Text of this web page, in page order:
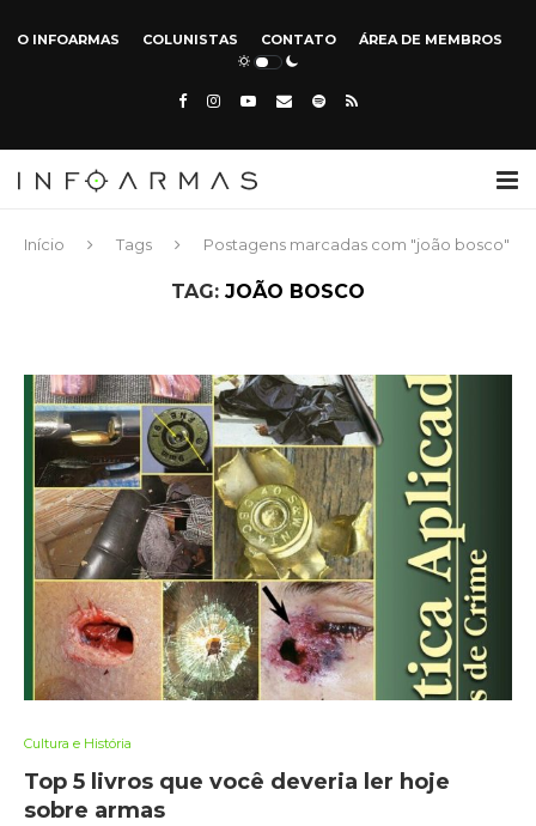
O INFOARMAS COLUNISTAS CONTATO ÁREA DE MEMBROS
Início Tags Postagens marcadas com "joão bosco"
TAG: JOÃO BOSCO
Cultura e História
Top 5 livros que você deveria ler hoje
sobre armas